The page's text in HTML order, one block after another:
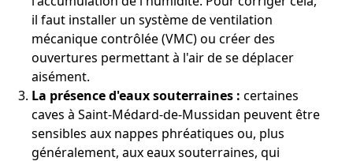
il faut installer un système de ventilation
mécanique contrôlée (VMC) ou créer des
ouvertures permettant à l'air de se déplacer
aisément.
La présence d'eaux souterraines : certaines
caves à Saint-Médard-de-Mussidan peuvent être
sensibles aux nappes phréatiques ou, plus
généralement, aux eaux souterraines, qui